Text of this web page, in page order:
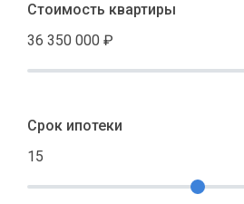
Стоимость квартиры
36 350 000 ₽
Срок ипотеки
15